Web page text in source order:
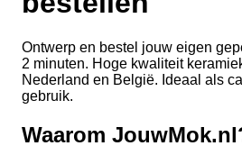
Ontwerp en bestel jouw eigen
2 minuten. Hoge kwaliteit
Nederland en België. Ideaal als
gebruik.
Waarom